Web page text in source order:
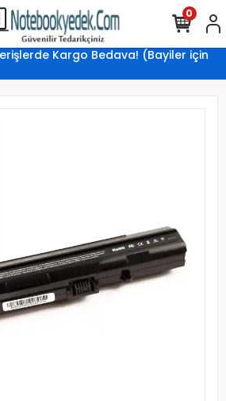
Kargo Bedava! (Bayiler için
0